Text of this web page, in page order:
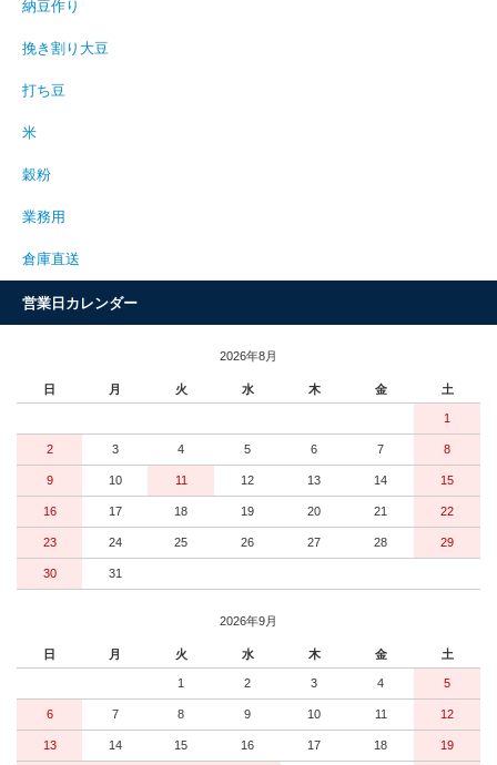
納豆作り
挽き割り大豆
打ち豆
米
穀粉
業務用
倉庫直送
営業日カレンダー
2026年8月
日 月 火 水 木 金 土
1
2 3 4 5 6 7 8
9 10 11 12 13 14 15
16 17 18 19 20 21 22
23 24 25 26 27 28 29
30 31
2026年9月
日 月 火 水 木 金 土
1 2 3 4 5
6 7 8 9 10 11 12
13 14 15 16 17 18 19